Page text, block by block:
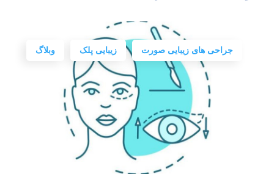
جراحی های زیبایی صورت زیبایی پلک وبلاگ